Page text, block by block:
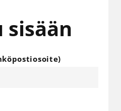
sisään